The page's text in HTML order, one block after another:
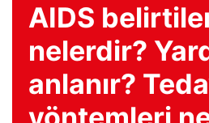
AIDS
nelerdir?
anlanır?